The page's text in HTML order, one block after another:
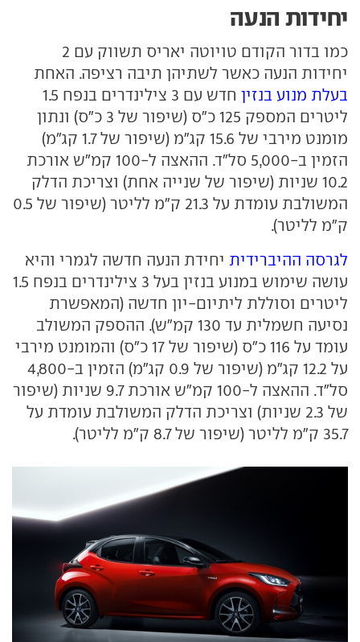
יחידות הנעה
כמו בדור הקודם טויוטה יאריס תשווק עם 2
יחידות הנעה כאשר לשתיהן תיבה רציפה. האחת
בעלת מנוע בנזין
חדש עם 3 צילינדרים בנפח 1.5
ליטרים המספק 125 כ"ס (שיפור של 3 כ"ס) ונתון
מומנט מירבי של 15.6 קג"מ (שיפור של 1.7 קג"מ)
הזמין ב-5,000 סל"ד. ההאצה ל-100 קמ"ש אורכת
10.2 שניות (שיפור של שנייה אחת) וצריכת הדלק
המשולבת עומדת על 21.3 ק"מ לליטר (שיפור של 0.5
ק"מ לליטר).
לגרסה ההיברידית יחידת הנעה חדשה לגמרי והיא
עושה שימוש במנוע בנזין בעל 3 צילינדרים בנפח 1.5
ליטרים וסוללת ליתיום-יון חדשה (המאפשרת
נסיעה חשמלית עד 130 קמ"ש). ההספק המשולב
עומד על 116 כ"ס (שיפור של 17 כ"ס) והמומנט מירבי
על 12.2 קג"מ (שיפור של 0.9 קג"מ) הזמין ב-4,800
סל"ד. ההאצה ל-100 קמ"ש אורכת 9.7 שניות (שיפור
של 2.3 שניות) וצריכת הדלק המשולבת עומדת על
35.7 ק"מ לליטר (שיפור של 8.7 ק"מ לליטר).